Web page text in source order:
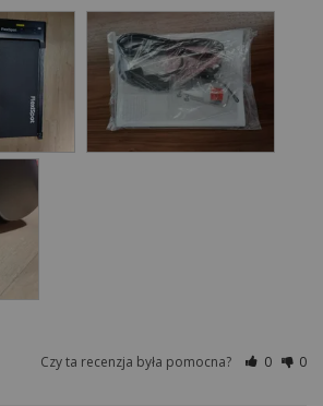
Czy ta recenzja była pomocna? 0 0